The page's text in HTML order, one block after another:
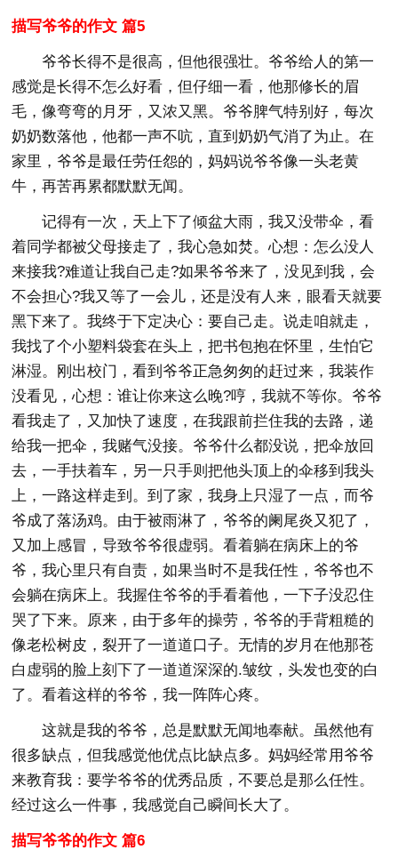
描写爷爷的作文 篇5
爷爷长得不是很高，但他很强壮。爷爷给人的第一
感觉是长得不怎么好看，但仔细一看，他那修长的眉
毛，像弯弯的月牙，又浓又黑。爷爷脾气特别好，每次
奶奶数落他，他都一声不吭，直到奶奶气消了为止。在
家里，爷爷是最任劳任怨的，妈妈说爷爷像一头老黄
牛，再苦再累都默默无闻。
记得有一次，天上下了倾盆大雨，我又没带伞，看
着同学都被父母接走了，我心急如焚。心想：怎么没人
来接我?难道让我自己走?如果爷爷来了，没见到我，会
不会担心?我又等了一会儿，还是没有人来，眼看天就要
黑下来了。我终于下定决心：要自己走。说走咱就走，
我找了个小塑料袋套在头上，把书包抱在怀里，生怕它
淋湿。刚出校门，看到爷爷正急匆匆的赶过来，我装作
没看见，心想：谁让你来这么晚?哼，我就不等你。爷爷
看我走了，又加快了速度，在我跟前拦住我的去路，递
给我一把伞，我赌气没接。爷爷什么都没说，把伞放回
去，一手扶着车，另一只手则把他头顶上的伞移到我头
上，一路这样走到。到了家，我身上只湿了一点，而爷
爷成了落汤鸡。由于被雨淋了，爷爷的阑尾炎又犯了，
又加上感冒，导致爷爷很虚弱。看着躺在病床上的爷
爷，我心里只有自责，如果当时不是我任性，爷爷也不
会躺在病床上。我握住爷爷的手看着他，一下子没忍住
哭了下来。原来，由于多年的操劳，爷爷的手背粗糙的
像老松树皮，裂开了一道道口子。无情的岁月在他那苍
白虚弱的脸上刻下了一道道深深的.皱纹，头发也变的白
了。看着这样的爷爷，我一阵阵心疼。
这就是我的爷爷，总是默默无闻地奉献。虽然他有
很多缺点，但我感觉他优点比缺点多。妈妈经常用爷爷
来教育我：要学爷爷的优秀品质，不要总是那么任性。
经过这么一件事，我感觉自己瞬间长大了。
描写爷爷的作文 篇6